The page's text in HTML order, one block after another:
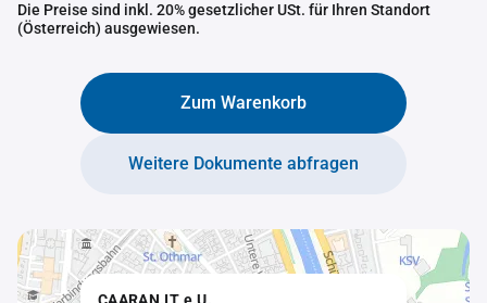
Die Preise sind inkl. 20% gesetzlicher USt. für Ihren Standort
(Österreich) ausgewiesen.
Zum Warenkorb
Weitere Dokumente abfragen